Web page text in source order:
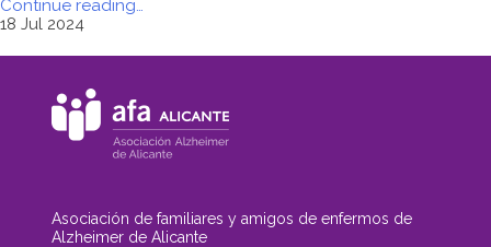
Continue reading
de
Artística
«Estimulando
la
creatividad»
servicio
Residencial."
…
18 Jul 2024
Asociación de familiares y amigos de enfermos de
Alzheimer de Alicante